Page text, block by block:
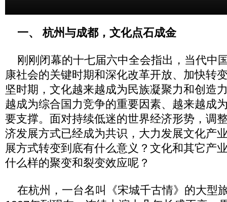
一、 杭州与成都，文化点石成金
刚刚闭幕的十七届六中全会指出，当代中
康社会的关键时期和深化改革开放、加快转
坚时期，文化越来越成为民族凝聚力和创造
越成为综合国力竞争的重要因素、越来越成
要支撑。面对持续低迷的世界经济形势，调
济发展方式已经成为共识，大力发展文化产
展方式转变到底有什么意义？文化和其它产
什么样的聚变和裂变效应呢？
在杭州，一台名叫《宋城千古情》的大型